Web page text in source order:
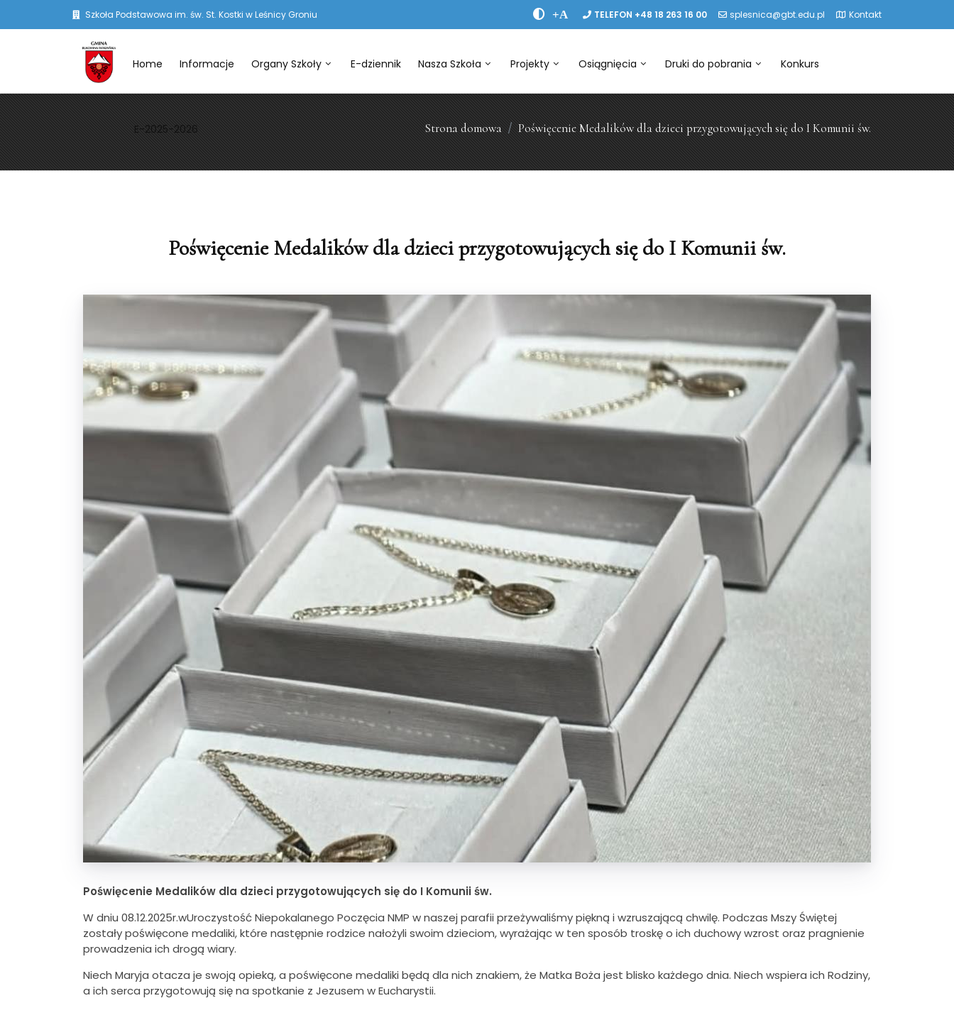
Szkoła Podstawowa im. św. St. Kostki w Leśnicy Groniu +A TELEFON +48 18 263 16 00 splesnica@gbt.edu.pl Kontakt
Home Informacje Organy Szkoły E-dziennik Nasza Szkoła Projekty Osiągnięcia Druki do pobrania Konkurs
E-2025-2026 Strona domowa Poświęcenie Medalików dla dzieci przygotowujących się do I Komunii św.
Poświęcenie Medalików dla dzieci przygotowujących się do I Komunii św.
Poświęcenie Medalików dla dzieci przygotowujących się do I Komunii św.
W dniu 08.12.2025r.wUroczystość Niepokalanego Poczęcia NMP w naszej parafii przeżywaliśmy piękną i wzruszającą chwilę. Podczas Mszy Świętej
zostały poświęcone medaliki, które następnie rodzice nałożyli swoim dzieciom, wyrażając w ten sposób troskę o ich duchowy wzrost oraz pragnienie
prowadzenia ich drogą wiary.
Niech Maryja otacza je swoją opieką, a poświęcone medaliki będą dla nich znakiem, że Matka Boża jest blisko każdego dnia. Niech wspiera ich Rodziny,
a ich serca przygotowują się na spotkanie z Jezusem w Eucharystii.